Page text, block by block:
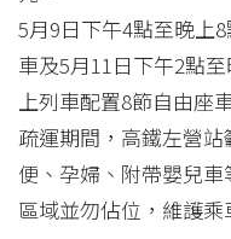
5月9日下午4點至晚上
車及5月11日下午2點
上列車配置8節自由座
疏運期間，高鐵左營
便、孕婦、附帶嬰兒
區域並勿佔位，維護乘